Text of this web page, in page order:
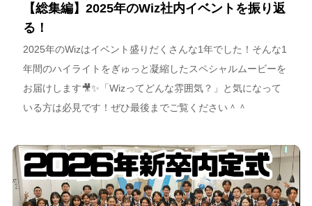
【総集編】2025年のWiz社内イベントを振り返
る！
2025年のWizはイベント盛りだくさんな1年でした！そんな1
年間のハイライトをぎゅっと凝縮したスペシャルムービーを
お届けします🎥✨「Wizってどんな雰囲気？」と気になって
いる方は必見です！ぜひ最後までご覧ください＾＾